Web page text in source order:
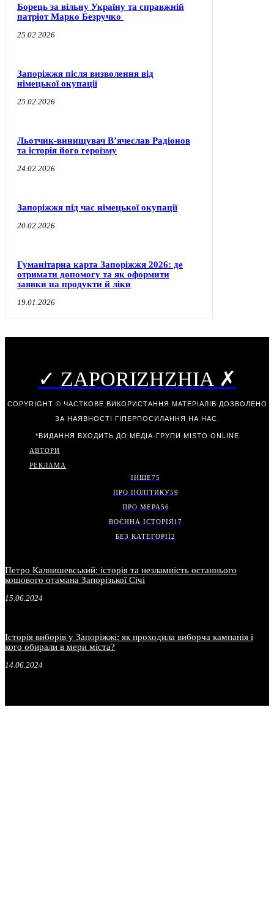
Борець за вільну Україну та справжній
патріот Марко Безручко
25.02.2026
Запоріжжя після визволення від
німецької окупації
25.02.2026
Льотчик-винищувач В’ячеслав Радіонов
та історія його героїзму
24.02.2026
Запоріжжя під час німецької окупації
20.02.2026
Гуманітарна карта Запоріжжя 2026: де
отримати допомогу та як оформити
заявки на продукти й ліки
19.01.2026
✓ ZAPORIZHZHIA ✗
COPYRIGHT © ЧАСТКОВЕ ВИКОРИСТАННЯ МАТЕРІАЛІВ ДОЗВОЛЕНО
ЗА НАЯВНОСТІ ГІПЕРПОСИЛАННЯ НА НАС.
*ВИДАННЯ ВХОДИТЬ ДО МЕДІА-ГРУПИ MISTO ONLINE
АВТОРИ
РЕКЛАМА
ІНШЕ75
ПРО ПОЛІТИКУ59
ПРО МЕРА56
ВОЄННА ІСТОРІЯ17
БЕЗ КАТЕГОРІЇ2
Петро Калнишевський: історія та незламність останнього
кошового отамана Запорізької Січі
15.06.2024
Історія виборів у Запоріжжі: як проходила виборча кампанія і
кого обирали в мери міста?
14.06.2024